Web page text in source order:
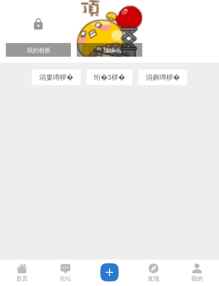
我的相册 随缘
涓婁竴椤� 绗�3椤� 涓嬩竴椤�
首页 论坛 发现 我的